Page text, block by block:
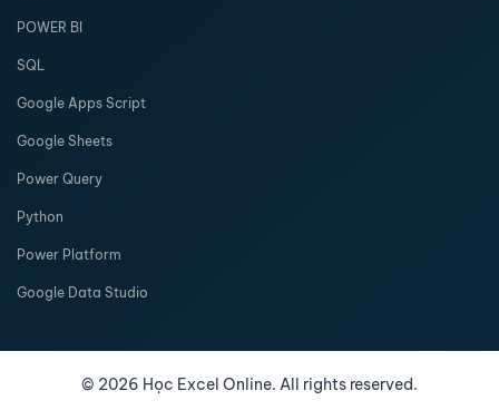
POWER BI
SQL
Google Apps Script
Google Sheets
Power Query
Python
Power Platform
Google Data Studio
© 2026 Học Excel Online. All rights reserved.